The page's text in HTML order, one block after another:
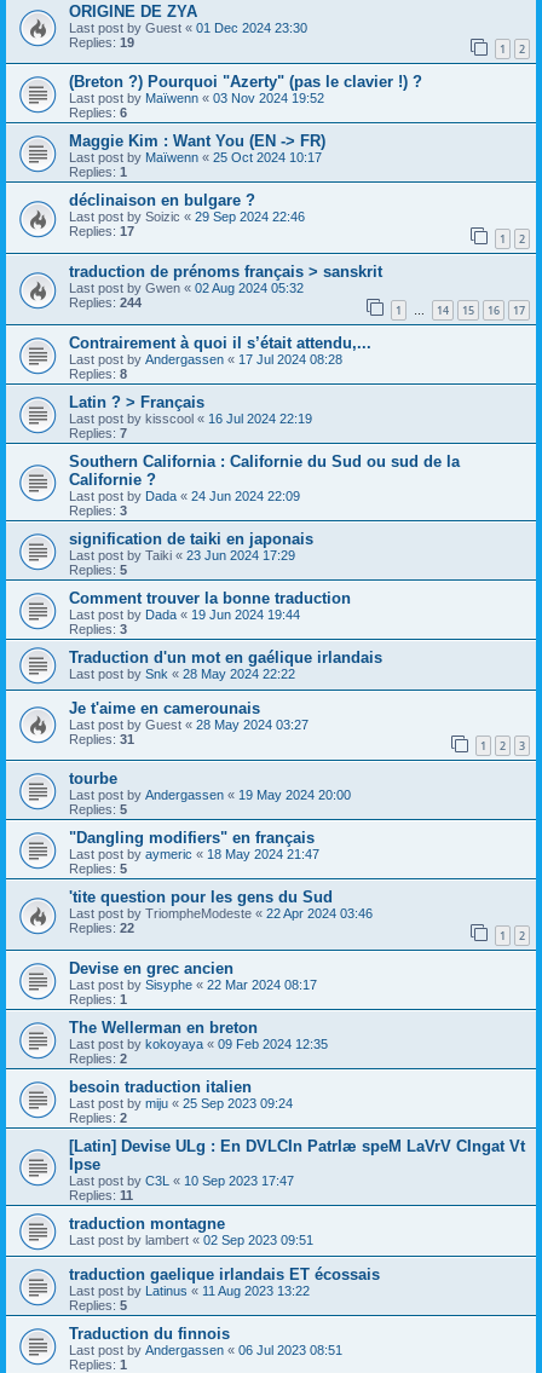
ORIGINE DE ZYA
Last post by Guest « 01 Dec 2024 23:30
Replies: 19 1 2
(Breton ?) Pourquoi "Azerty" (pas le clavier !) ?
Last post by Maïwenn « 03 Nov 2024 19:52
Replies: 6
Maggie Kim : Want You (EN -> FR)
Last post by Maïwenn « 25 Oct 2024 10:17
Replies: 1
déclinaison en bulgare ?
Last post by Soizic « 29 Sep 2024 22:46
Replies: 17 1 2
traduction de prénoms français > sanskrit
Last post by Gwen « 02 Aug 2024 05:32
Replies: 244 1 … 14 15 16 17
Contrairement à quoi il s’était attendu,...
Last post by Andergassen « 17 Jul 2024 08:28
Replies: 8
Latin ? > Français
Last post by kisscool « 16 Jul 2024 22:19
Replies: 7
Southern California : Californie du Sud ou sud de la
Californie ?
Last post by Dada « 24 Jun 2024 22:09
Replies: 3
signification de taiki en japonais
Last post by Taiki « 23 Jun 2024 17:29
Replies: 5
Comment trouver la bonne traduction
Last post by Dada « 19 Jun 2024 19:44
Replies: 3
Traduction d'un mot en gaélique irlandais
Last post by Snk « 28 May 2024 22:22
Je t'aime en camerounais
Last post by Guest « 28 May 2024 03:27
Replies: 31 1 2 3
tourbe
Last post by Andergassen « 19 May 2024 20:00
Replies: 5
"Dangling modifiers" en français
Last post by aymeric « 18 May 2024 21:47
Replies: 5
'tite question pour les gens du Sud
Last post by TriompheModeste « 22 Apr 2024 03:46
Replies: 22 1 2
Devise en grec ancien
Last post by Sisyphe « 22 Mar 2024 08:17
Replies: 1
The Wellerman en breton
Last post by kokoyaya « 09 Feb 2024 12:35
Replies: 2
besoin traduction italien
Last post by miju « 25 Sep 2023 09:24
Replies: 2
[Latin] Devise ULg : En DVLCIn PatrIæ speM LaVrV CIngat Vt
Ipse
Last post by C3L « 10 Sep 2023 17:47
Replies: 11
traduction montagne
Last post by lambert « 02 Sep 2023 09:51
traduction gaelique irlandais ET écossais
Last post by Latinus « 11 Aug 2023 13:22
Replies: 5
Traduction du finnois
Last post by Andergassen « 06 Jul 2023 08:51
Replies: 1